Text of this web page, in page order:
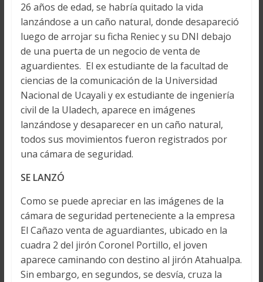
26 años de edad, se habría quitado la vida
lanzándose a un caño natural, donde desapareció
luego de arrojar su ficha Reniec y su DNI debajo
de una puerta de un negocio de venta de
aguardientes. El ex estudiante de la facultad de
ciencias de la comunicación de la Universidad
Nacional de Ucayali y ex estudiante de ingeniería
civil de la Uladech, aparece en imágenes
lanzándose y desaparecer en un caño natural,
todos sus movimientos fueron registrados por
una cámara de seguridad.
SE LANZÓ
Como se puede apreciar en las imágenes de la
cámara de seguridad perteneciente a la empresa
El Cañazo venta de aguardiantes, ubicado en la
cuadra 2 del jirón Coronel Portillo, el joven
aparece caminando con destino al jirón Atahualpa.
Sin embargo, en segundos, se desvía, cruza la